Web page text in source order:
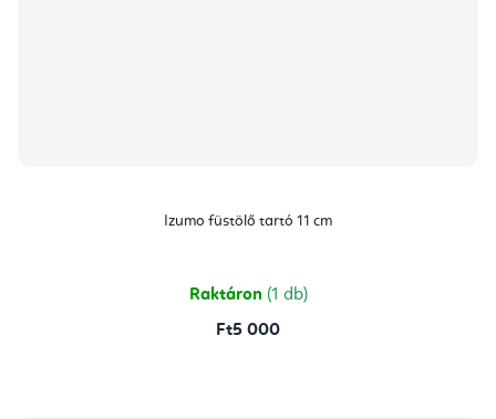
Izumo füstölő tartó 11 cm
Raktáron (1 db)
Ft5 000